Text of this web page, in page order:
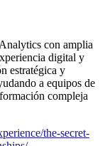
con amplia
digital y
estratégica y
a equipos de
compleja
the-secret-